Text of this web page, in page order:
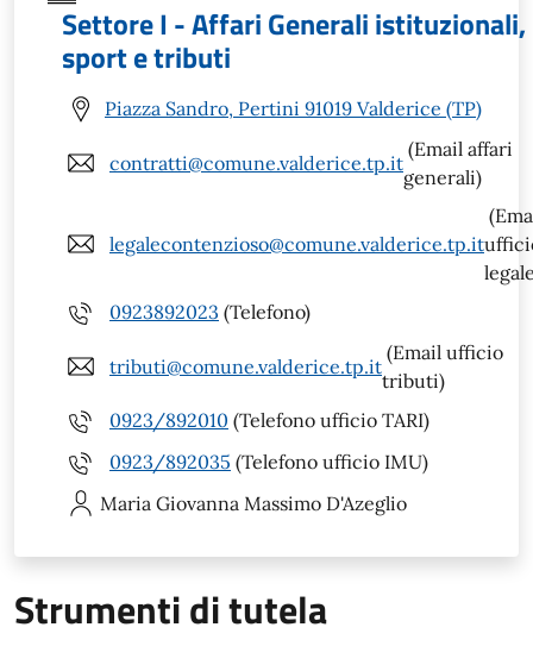
Settore I - Affari Generali istituzionali,
sport e tributi
Piazza Sandro, Pertini 91019 Valderice (TP)
contratti@comune.valderice.tp.it
(Email affari
generali)
legalecontenzioso@comune.valderice.tp.it
0923892023 (Telefono)
tributi@comune.valderice.tp.it
(Email ufficio
tributi)
0923/892010 (Telefono ufficio TARI)
0923/892035 (Telefono ufficio IMU)
Maria Giovanna Massimo D'Azeglio
Strumenti di tutela